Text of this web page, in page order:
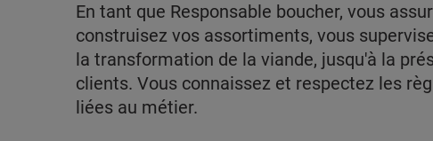
En tant que Responsable boucher, vous
construisez vos assortiments, vous
la transformation de la viande, jusqu'à la
clients. Vous connaissez et respectez les
liées au métier.